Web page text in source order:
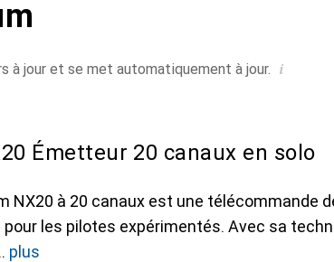
à jour et se met automatiquement à jour. i
Émetteur 20 canaux en solo
NX20 à 20 canaux est une télécommande
les pilotes expérimentés. Avec sa
plus